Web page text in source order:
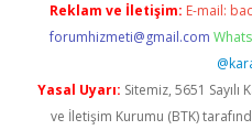
Reklam ve İletişim: E-mail:
forumhizmeti@gmail.com
Yasal Uyarı: Sitemiz, 5651
ve İletişim Kurumu (BTK)